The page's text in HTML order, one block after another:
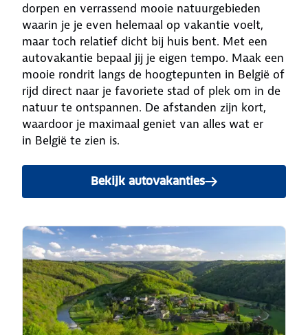
dorpen en verrassend mooie natuurgebieden
waarin je je even helemaal op vakantie voelt,
maar toch relatief dicht bij huis bent. Met een
autovakantie bepaal jij je eigen tempo. Maak een
mooie rondrit langs de hoogtepunten in België of
rijd direct naar je favoriete stad of plek om in de
natuur te ontspannen. De afstanden zijn kort,
waardoor je maximaal geniet van alles wat er
in België te zien is.
Bekijk autovakanties
naar België